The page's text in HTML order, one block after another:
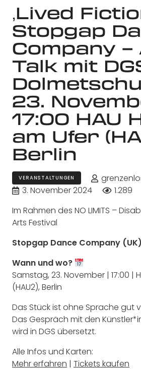
‚Lived
Stopgap
Company
Talk mit
23.
17:00 HAU
am Ufer
Berlin
VERANSTALTUNGEN
3. November 2024
1.289
Im Rahmen des NO LIMITS –
Arts Festival
Stopgap Dance Company
Wann und wo?
Samstag, 23. November | 17:00 |
(HAU2), Berlin
Das Stück ist ohne Sprache gut
Das Gespräch mit den
wird in DGS übersetzt.
Alle Infos und Karten:
Mehr erfahren | Tickets kaufen